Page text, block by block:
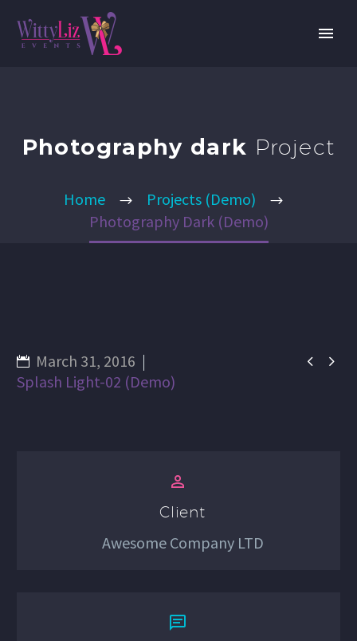
Photography dark Project
Home
Projects (Demo)
Photography Dark (Demo)
 
March 31, 2016
Splash Light-02 (Demo)


Client
Awesome Company LTD

